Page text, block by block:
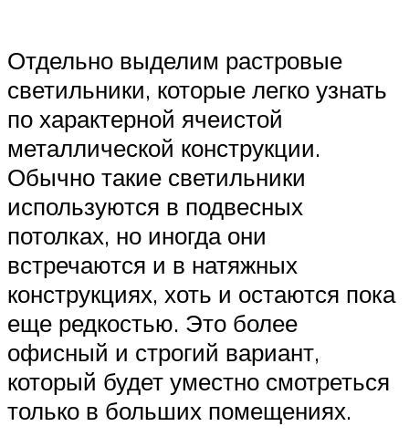
Отдельно выделим растровые
светильники, которые легко узнать
по характерной ячеистой
металлической конструкции.
Обычно такие светильники
используются в подвесных
потолках, но иногда они
встречаются и в натяжных
конструкциях, хоть и остаются пока
еще редкостью. Это более
офисный и строгий вариант,
который будет уместно смотреться
только в больших помещениях.